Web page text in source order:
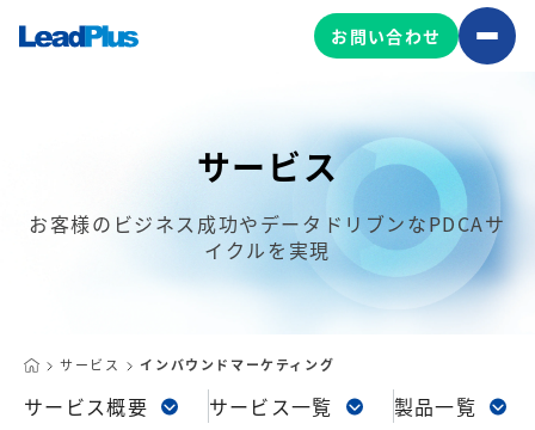
MA/CRM/SFA導入・運用
コンテンツ制作
マーケティング基盤
サイトアクセス解析ダッシュ
ボード
HubSpot導入・運用
お問い合わせ
サービス インバウンドマーケティング
サービス
お客様のビジネス成功やデータドリブンなPDCAサ
イクルを実現
サービス概要 サービス一覧 製品一覧